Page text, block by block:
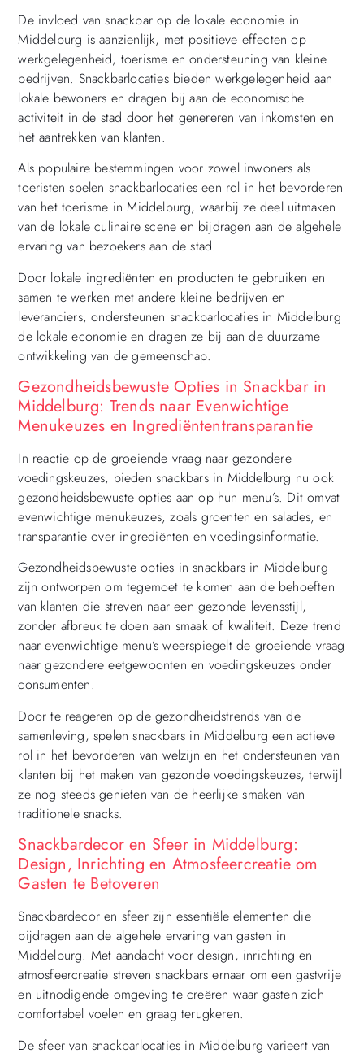
De invloed van snackbar op de lokale economie in
Middelburg is aanzienlijk, met positieve effecten op
werkgelegenheid, toerisme en ondersteuning van kleine
bedrijven. Snackbarlocaties bieden werkgelegenheid aan
lokale bewoners en dragen bij aan de economische
activiteit in de stad door het genereren van inkomsten en
het aantrekken van klanten.
Als populaire bestemmingen voor zowel inwoners als
toeristen spelen snackbarlocaties een rol in het bevorderen
van het toerisme in Middelburg, waarbij ze deel uitmaken
van de lokale culinaire scene en bijdragen aan de algehele
ervaring van bezoekers aan de stad.
Door lokale ingrediënten en producten te gebruiken en
samen te werken met andere kleine bedrijven en
leveranciers, ondersteunen snackbarlocaties in Middelburg
de lokale economie en dragen ze bij aan de duurzame
ontwikkeling van de gemeenschap.
Gezondheidsbewuste Opties in Snackbar in
Middelburg: Trends naar Evenwichtige
Menukeuzes en Ingrediëntentransparantie
In reactie op de groeiende vraag naar gezondere
voedingskeuzes, bieden snackbars in Middelburg nu ook
gezondheidsbewuste opties aan op hun menu’s. Dit omvat
evenwichtige menukeuzes, zoals groenten en salades, en
transparantie over ingrediënten en voedingsinformatie.
Gezondheidsbewuste opties in snackbars in Middelburg
zijn ontworpen om tegemoet te komen aan de behoeften
van klanten die streven naar een gezonde levensstijl,
zonder afbreuk te doen aan smaak of kwaliteit. Deze trend
naar evenwichtige menu’s weerspiegelt de groeiende vraag
naar gezondere eetgewoonten en voedingskeuzes onder
consumenten.
Door te reageren op de gezondheidstrends van de
samenleving, spelen snackbars in Middelburg een actieve
rol in het bevorderen van welzijn en het ondersteunen van
klanten bij het maken van gezonde voedingskeuzes, terwijl
ze nog steeds genieten van de heerlijke smaken van
traditionele snacks.
Snackbardecor en Sfeer in Middelburg:
Design, Inrichting en Atmosfeercreatie om
Gasten te Betoveren
Snackbardecor en sfeer zijn essentiële elementen die
bijdragen aan de algehele ervaring van gasten in
Middelburg. Met aandacht voor design, inrichting en
atmosfeercreatie streven snackbars ernaar om een gastvrije
en uitnodigende omgeving te creëren waar gasten zich
comfortabel voelen en graag terugkeren.
De sfeer van snackbarlocaties in Middelburg varieert van